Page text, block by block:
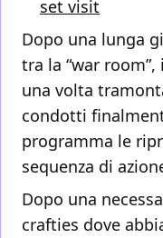
set visit
Dopo una lunga
tra la “war
una volta
condotti
programma le
sequenza di
Dopo una
crafties dove